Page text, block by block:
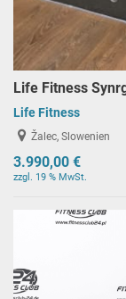
Life Fitness
Life Fitness
Žalec, Slowenien
3.990,00 €
zzgl. 19 % MwSt.